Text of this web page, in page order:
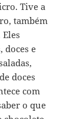
Tive a
também
doces e
doces
com
o que